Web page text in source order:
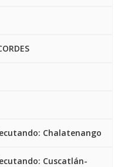
Chalatenango
Cuscatlán-